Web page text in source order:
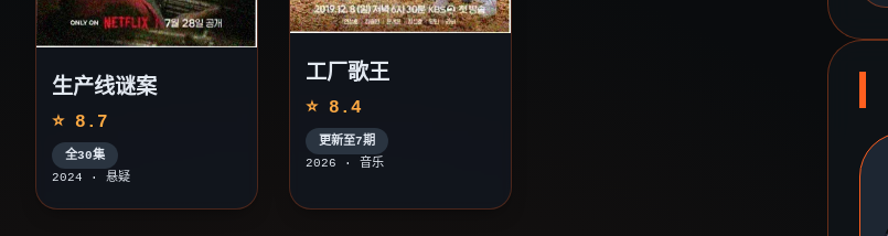
生产线谜案
⭐ 8.7
全30集
2024 · 悬疑
工厂歌王
⭐ 8.4
更新至7期
2026 · 音乐